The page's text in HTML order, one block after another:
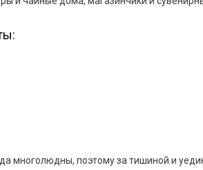
многолюдны, поэтому за тишиной и